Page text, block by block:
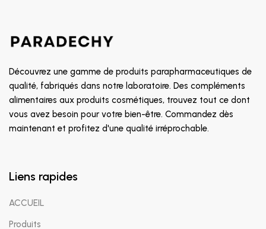
Découvrez une gamme de produits parapharmaceutiques de
qualité, fabriqués dans notre laboratoire. Des compléments
alimentaires aux produits cosmétiques, trouvez tout ce dont
vous avez besoin pour votre bien-être. Commandez dès
maintenant et profitez d'une qualité irréprochable.
Liens rapides
ACCUEIL
Produits